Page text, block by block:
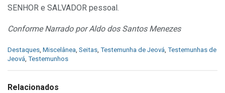
SENHOR e SALVADOR pessoal.
Conforme Narrado por Aldo dos Santos Menezes
C
a
g
Destaques Miscelânea Seitas Testemunha de Jeová Testemunhas de
Jeová Testemunhos
Relacionados